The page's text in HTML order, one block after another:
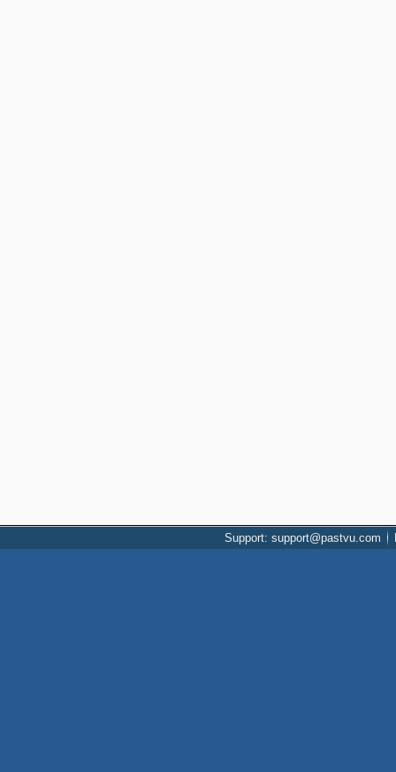
Support: support@pastvu.com